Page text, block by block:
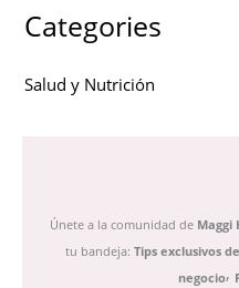
Categories
Salud y Nutrición
Únete a la comunidad de Maggi
tu bandeja: Tips exclusivos
negocio,